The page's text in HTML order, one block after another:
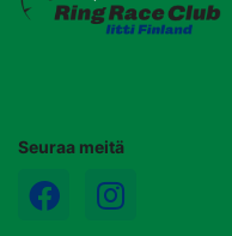
Seuraa meitä